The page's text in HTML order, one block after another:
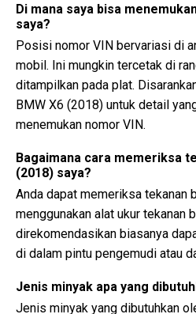
Di mana saya bisa
saya?
Posisi nomor VIN bervariasi di
mobil. Ini mungkin tercetak di
ditampilkan pada plat.
BMW X6 (2018) untuk detail
menemukan nomor VIN.
Bagaimana cara memeriksa
(2018) saya?
Anda dapat memeriksa tekanan
menggunakan alat ukur tekanan
direkomendasikan biasanya
di dalam pintu pengemudi atau
Jenis minyak apa yang
Jenis minyak yang dibutuhkan